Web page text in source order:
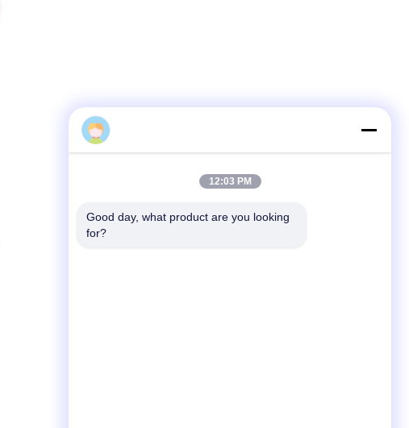
Быстрый контакт
Телефон
12:03 PM
Good day, what product are you looking
for?